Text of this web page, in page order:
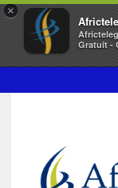
×
Gratuit -